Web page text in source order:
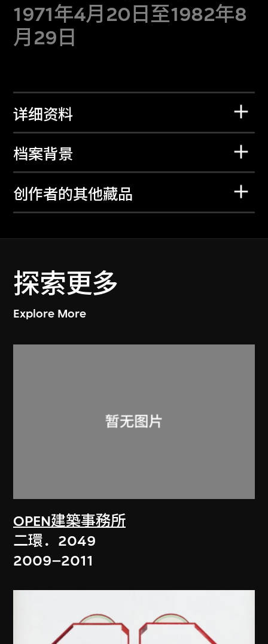
1971年4月20日至1982年8
月29日
详细资料
档案背景
创作者的其他藏品
探索更多
Explore More
OPEN建築事務所
二環．2049
2009–2011